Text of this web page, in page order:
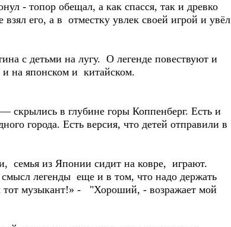
- топор обещал, а как спасся, так и древко
его, а в отместку увлек своей игрой и увёл
с детьми на лугу. О легенде повествуют и
на японском и китайском.
скрылись в глубине горы Коппенберг. Есть и
города. Есть версия, что детей отправили в
семья из Японии сидит на ковре, играют.
легенды еще и в том, что надо держать
музыкант!» - "Хороший, - возражает мой